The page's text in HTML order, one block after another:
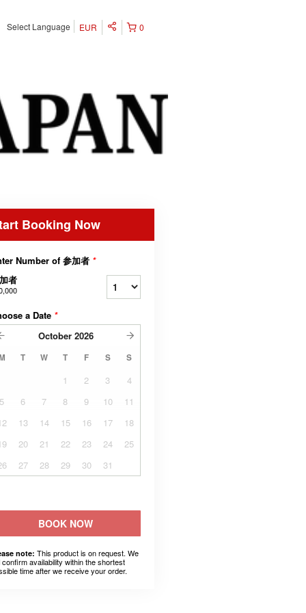
0
EUR
Select Language
Booking Now
Number of 参加者 *
者
a Date *
October 2026
T W T F S S
1 2 3
4
5
6 7 8 9 10
11
13 14 15 16 17
18
20 21 22 23 24
25
27 28 29 30 31
BOOK NOW
note: This product is on request. We
confirm availability within the shortest
time after we receive your order.